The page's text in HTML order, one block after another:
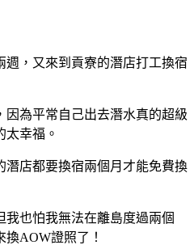
，又來到貢寮的潛店打工換宿
為平常自己出去潛水真的超級
太幸福。
潛店都要換宿兩個月才能免費換
也怕我無法在離島度過兩個
AOW證照了！